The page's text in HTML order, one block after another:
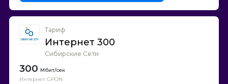
Тариф
Интернет 300
Сибирские Сети
300
Интернет GPON